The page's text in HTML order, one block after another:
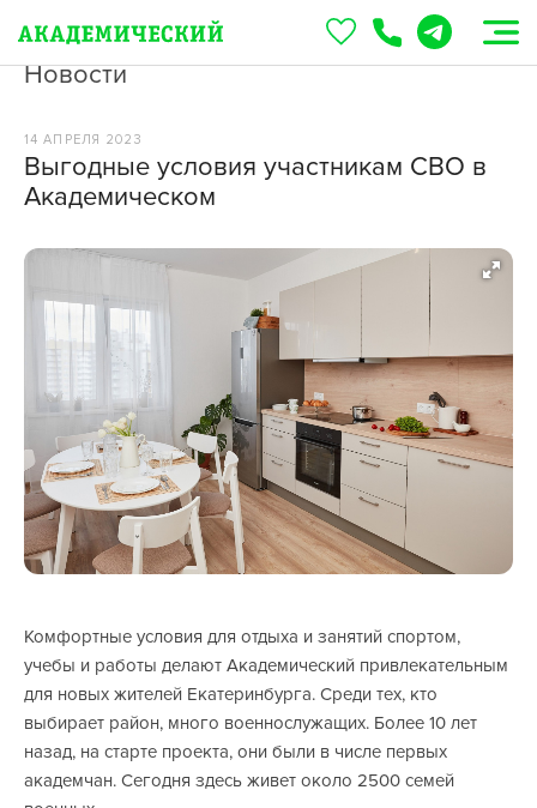
Новости
14 АПРЕЛЯ 2023
Выгодные условия участникам СВО в
Академическом
Комфортные условия для отдыха и занятий спортом,
учебы и работы делают Академический привлекательным
для новых жителей Екатеринбурга. Среди тех, кто
выбирает район, много военнослужащих. Более 10 лет
назад, на старте проекта, они были в числе первых
академчан. Сегодня здесь живет около 2500 семей